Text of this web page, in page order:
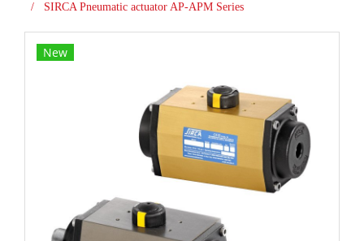
SIRCA Pneumatic actuator AP-APM Series
New